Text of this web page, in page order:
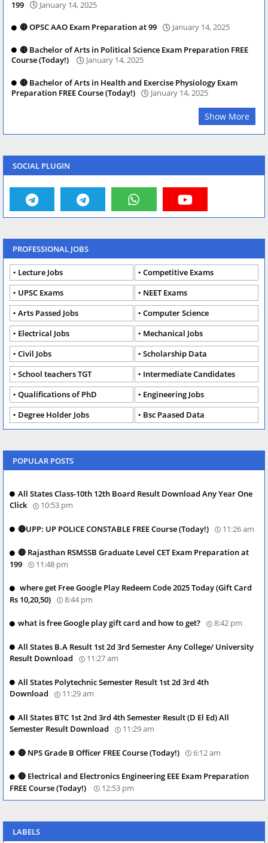
199 January 14, 2025
🔴 OPSC AAO Exam Preparation at 99 January 14, 2025
🔴 Bachelor of Arts in Political Science Exam Preparation FREE
Course (Today!)
January 14, 2025
🔴 Bachelor of Arts in Health and Exercise Physiology Exam
Preparation FREE Course (Today!)
January 14, 2025
Show More
SOCIAL PLUGIN
PROFESSIONAL JOBS
Lecture Jobs
Competitive Exams
UPSC Exams
NEET Exams
Arts Passed Jobs
Computer Science
Electrical Jobs
Mechanical Jobs
Civil Jobs
Scholarship Data
School teachers TGT
Intermediate Candidates
Qualifications of PhD
Engineering Jobs
Degree Holder Jobs
Bsc Paased Data
POPULAR POSTS
All States Class-10th 12th Board Result Download Any Year One
Click
10:53 pm
🔴UPP: UP POLICE CONSTABLE FREE Course (Today!) 11:26 am
🔴 Rajasthan RSMSSB Graduate Level CET Exam Preparation at
199
11:48 pm
where get Free Google Play Redeem Code 2025 Today (Gift Card
Rs 10,20,50)
8:44 pm
what is free Google play gift card and how to get? 8:42 pm
All States B.A Result 1st 2d 3rd Semester Any College/ University
Result Download
11:27 am
All States Polytechnic Semester Result 1st 2d 3rd 4th
Download
11:29 am
All States BTC 1st 2nd 3rd 4th Semester Result (D El Ed) All
Semester Result Download
11:29 am
🔴 NPS Grade B Officer FREE Course (Today!) 6:12 am
🔴 Electrical and Electronics Engineering EEE Exam Preparation
FREE Course (Today!)
12:53 pm
LABELS